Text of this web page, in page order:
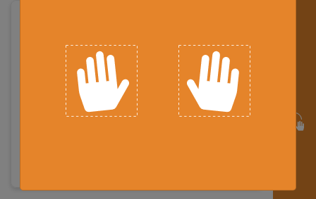
consulenza commercialistica
consulenza lavoro dichiarazioni dei redditi